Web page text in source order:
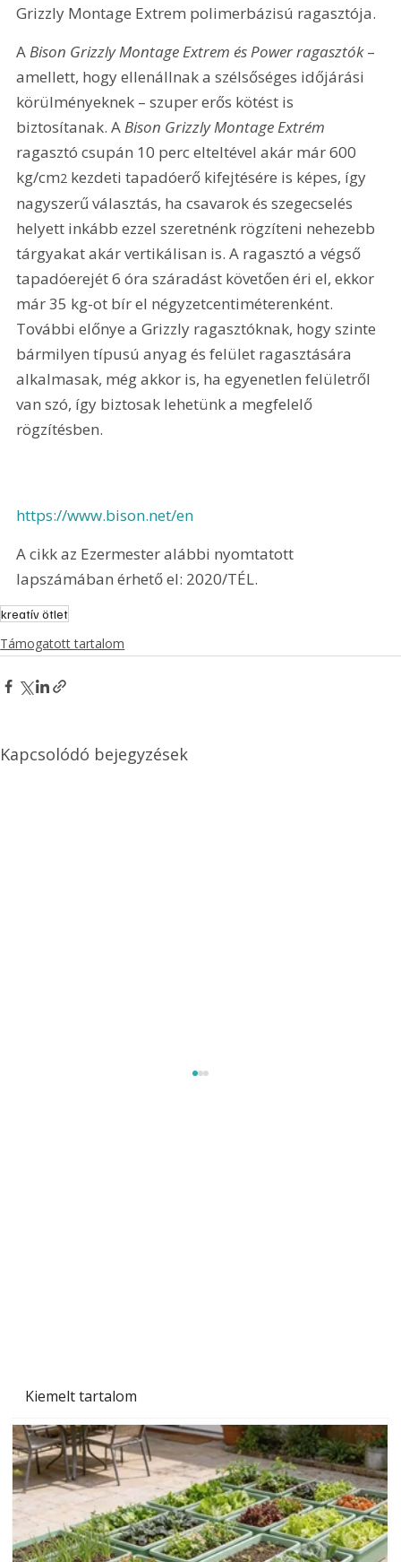
Kiemelt tartalom
Grizzly Montage Extrem polimerbázisú ragasztója.
A Bison Grizzly Montage Extrem és Power ragasztók –
amellett, hogy ellenállnak a szélsőséges időjárási
körülményeknek – szuper erős kötést is
biztosítanak. A Bison Grizzly Montage Extrém
ragasztó csupán 10 perc elteltével akár már 600
kg/cm2 kezdeti tapadó­erő kifejtésére is képes, így
nagyszerű választás, ha csavarok és szegecselés
helyett inkább ezzel szeretnénk rögzíteni nehezebb
tárgyakat akár vertikálisan is. A ragasztó a végső
tapadóerejét 6 óra száradást követően éri el, ekkor
már 35 kg-ot bír el négyzetcentiméterenként.
További előnye a Grizzly ragasztóknak, hogy szinte
bármilyen típusú anyag és felület ragasztására
alkalmasak, még akkor is, ha egyenetlen felületről
van szó, így biztosak lehetünk a megfelelő
rögzítésben.
https://www.bison.net/en
A cikk az Ezermester alábbi nyomtatott
lapszámában érhető el: 2020/TÉL.
kreatív ötlet
Támogatott tartalom
Kapcsolódó bejegyzések